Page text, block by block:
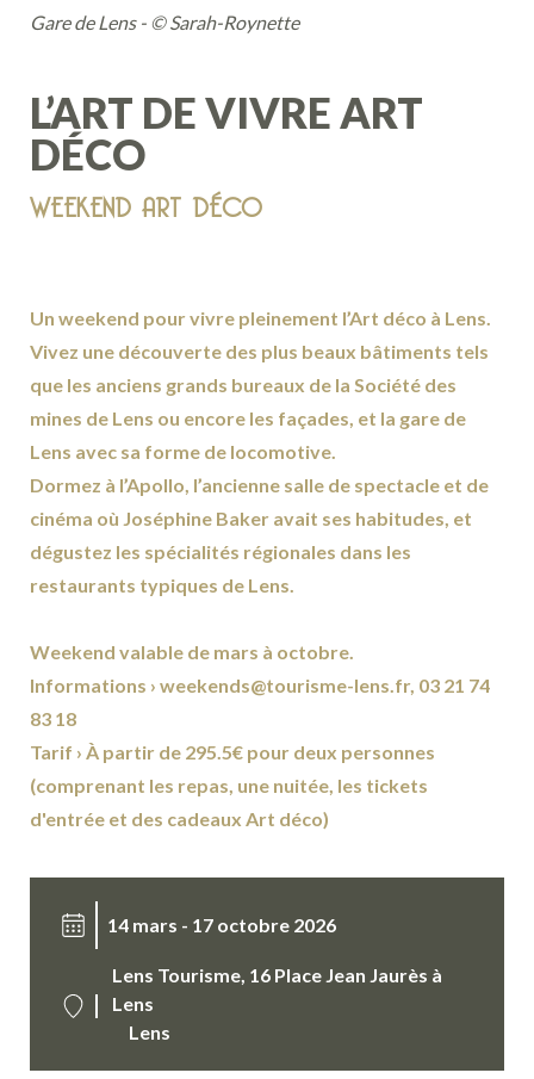
L’ART DE VIVRE ART
DÉCO
WEEKEND ART DÉCO
Un weekend pour vivre pleinement l’Art déco à Lens.
Vivez une découverte des plus beaux bâtiments tels
que les anciens grands bureaux de la Société des
mines de Lens ou encore les façades, et la gare de
Lens avec sa forme de locomotive.
Dormez à l’Apollo, l’ancienne salle de spectacle et de
cinéma où Joséphine Baker avait ses habitudes, et
dégustez les spécialités régionales dans les
restaurants typiques de Lens.
Weekend valable de mars à octobre.
Informations › weekends@tourisme-lens.fr, 03 21 74
83 18
Tarif › À partir de 295.5€ pour deux personnes
(comprenant les repas, une nuitée, les tickets
d'entrée et des cadeaux Art déco)
14 mars - 17 octobre 2026
Lens Tourisme, 16 Place Jean Jaurès à
Lens
Lens
Gare de Lens - © Sarah-Roynette